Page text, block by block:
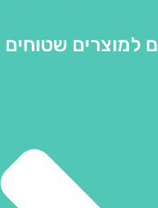
למוצרים שטוחים